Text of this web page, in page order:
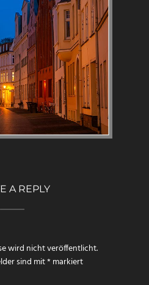
A REPLY
wird nicht veröffentlicht.
sind mit*markiert